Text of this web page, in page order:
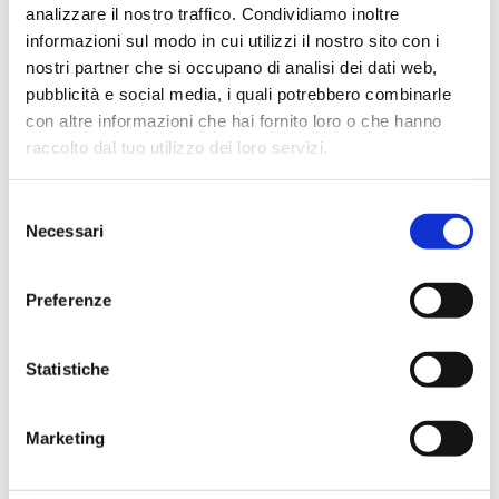
analizzare il nostro traffico. Condividiamo inoltre
informazioni sul modo in cui utilizzi il nostro sito con i
nostri partner che si occupano di analisi dei dati web,
pubblicità e social media, i quali potrebbero combinarle
con altre informazioni che hai fornito loro o che hanno
raccolto dal tuo utilizzo dei loro servizi.
delNecessari
Preferenze
Statistiche
Marketing
Temperatura máxima de exercício
: 95 °C.
Rede tipo: ver início do capítulo.
Pressão máxima de exercício: 16 bar
Ir para o produto